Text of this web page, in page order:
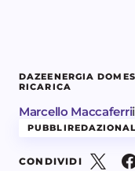
DAZEENERGIA
RICARICA
Marcello Maccaferri
CONDIVIDI